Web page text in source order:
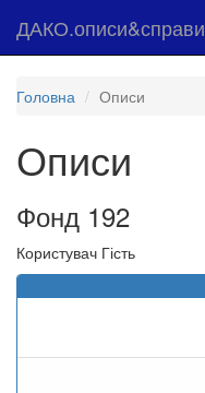
ДАКО.описи&справи
Головна Описи
Описи
Фонд 192
Користувач Гість